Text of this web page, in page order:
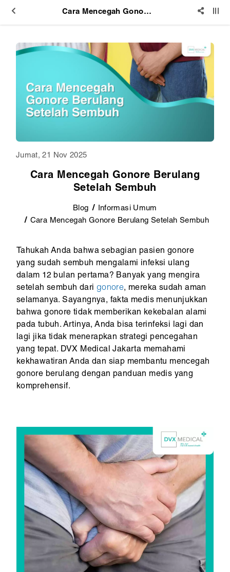
Cara Mencegah Gonore Berulang Setelah Sembuh
Jumat, 21 Nov 2025
Cara Mencegah Gonore Berulang
Setelah Sembuh
Blog
Informasi Umum
Cara Mencegah Gonore Berulang Setelah Sembuh
Tahukah Anda bahwa sebagian pasien gonore
yang sudah sembuh mengalami infeksi ulang
dalam 12 bulan pertama? Banyak yang mengira
setelah sembuh dari gonore, mereka sudah aman
selamanya. Sayangnya, fakta medis menunjukkan
bahwa gonore tidak memberikan kekebalan alami
pada tubuh. Artinya, Anda bisa terinfeksi lagi dan
lagi jika tidak menerapkan strategi pencegahan
yang tepat. DVX Medical Jakarta memahami
kekhawatiran Anda dan siap membantu mencegah
gonore berulang dengan panduan medis yang
komprehensif.